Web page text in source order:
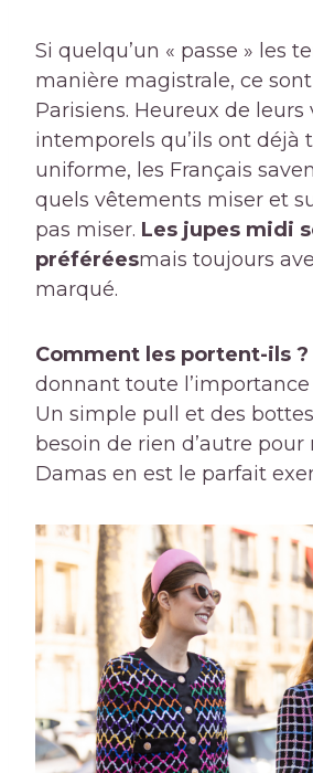
Si quelqu’un « passe » les
manière magistrale, ce
Parisiens. Heureux de
intemporels qu’ils ont déjà
uniforme, les Français
quels vêtements miser et
pas miser. Les jupes midi
préféréesmais toujours
marqué.
Comment les portent-ils ?
donnant toute l’importance
Un simple pull et des
besoin de rien d’autre pour
Damas en est le parfait